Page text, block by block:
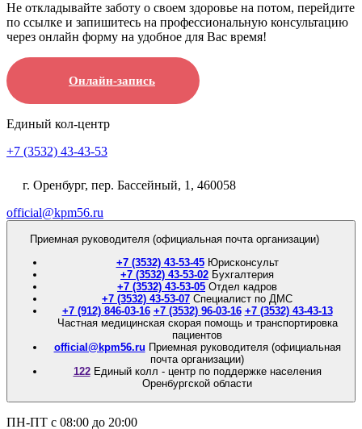
Не откладывайте заботу о своем здоровье на потом, перейдите
по ссылке и запишитесь на профессиональную консультацию
через онлайн форму на удобное для Вас время!
Онлайн-запись
Единый кол-центр
+7 (3532) 43-43-53
г. Оренбург, пер. Бассейный, 1, 460058
official@kpm56.ru
Приемная руководителя (официальная почта организации)
+7 (3532) 43-53-45 Юрисконсульт
+7 (3532) 43-53-02 Бухгалтерия
+7 (3532) 43-53-05 Отдел кадров
+7 (3532) 43-53-07 Специалист по ДМС
+7 (912) 846-03-16 +7 (3532) 96-03-16 +7 (3532) 43-43-13
Частная медицинская скорая помощь и транспортировка
пациентов
official@kpm56.ru Приемная руководителя (официальная
почта организации)
122 Единый колл - центр по поддержке населения
Оренбургской области
ПН-ПТ с 08:00 до 20:00